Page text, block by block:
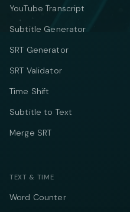
YouTube Transcript
Subtitle Generator
SRT Generator
SRT Validator
Time Shift
Subtitle to Text
Merge SRT
TEXT & TIME
Word Counter